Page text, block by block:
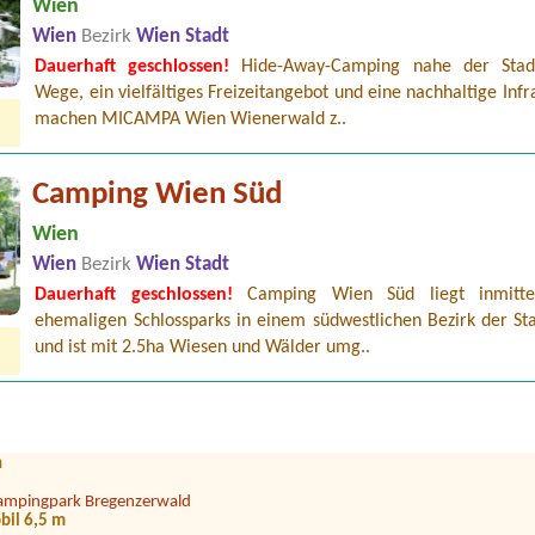
Wien
Wien Bezirk Wien Stadt
Dauerhaft geschlossen! Hide-Away-Camping nahe der
Wege, ein vielfältiges Freizeitangebot und eine nachhaltige
machen MICAMPA Wien Wienerwald z..
Camping Wien Süd
Wien
Wien Bezirk Wien Stadt
Dauerhaft geschlossen! Camping Wien Süd liegt
ehemaligen Schlossparks in einem südwestlichen Bezirk der
und ist mit 2.5ha Wiesen und Wälder umg..
Berau**** am Wolfgangsee
Hoffman
6,5 m